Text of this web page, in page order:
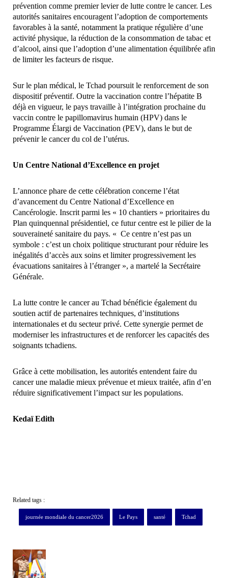
prévention comme premier levier de lutte contre le cancer. Les
autorités sanitaires encouragent l’adoption de comportements
favorables à la santé, notamment la pratique régulière d’une
activité physique, la réduction de la consommation de tabac et
d’alcool, ainsi que l’adoption d’une alimentation équilibrée afin
de limiter les facteurs de risque.
Sur le plan médical, le Tchad poursuit le renforcement de son
dispositif préventif. Outre la vaccination contre l’hépatite B
déjà en vigueur, le pays travaille à l’intégration prochaine du
vaccin contre le papillomavirus humain (HPV) dans le
Programme Élargi de Vaccination (PEV), dans le but de
prévenir le cancer du col de l’utérus.
Un Centre National d’Excellence en projet
L’annonce phare de cette célébration concerne l’état
d’avancement du Centre National d’Excellence en
Cancérologie. Inscrit parmi les « 10 chantiers » prioritaires du
Plan quinquennal présidentiel, ce futur centre est le pilier de la
souveraineté sanitaire du pays. « Ce centre n’est pas un
symbole : c’est un choix politique structurant pour réduire les
inégalités d’accès aux soins et limiter progressivement les
évacuations sanitaires à l’étranger », a martelé la Secrétaire
Générale.
La lutte contre le cancer au Tchad bénéficie également du
soutien actif de partenaires techniques, d’institutions
internationales et du secteur privé. Cette synergie permet de
moderniser les infrastructures et de renforcer les capacités des
soignants tchadiens.
Grâce à cette mobilisation, les autorités entendent faire du
cancer une maladie mieux prévenue et mieux traitée, afin d’en
réduire significativement l’impact sur les populations.
Kedaï Edith
Related tags :
journée mondiale du cancer2026 Le Pays santé Tchad